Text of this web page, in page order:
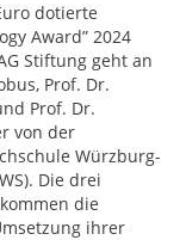
dotierte
Award” 2024
Stiftung geht an
Prof. Dr.
Prof. Dr.
von der
Würzburg-
Die drei
die
ihrer